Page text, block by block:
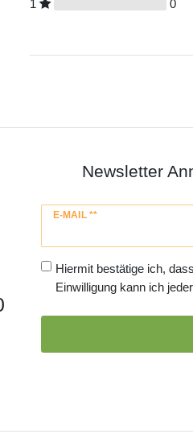
1
0
Newsletter
E-MAIL **
Newsletter
Hiermit bestätige ich,
Einwilligung kann ich